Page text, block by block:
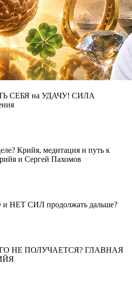
СЕБЯ на УДАЧУ! СИЛА
Крийя, медитация и путь к
и Сергей Пахомов
и НЕТ СИЛ продолжать дальше?
НЕ ПОЛУЧАЕТСЯ? ГЛАВНАЯ